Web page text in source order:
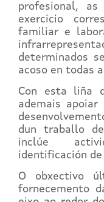
profesional,
exercicio
familiar e
determinados
acoso en todas
Con esta liña
ademais
dun traballo
inclúe
identificación
O obxectivo
fornecemento